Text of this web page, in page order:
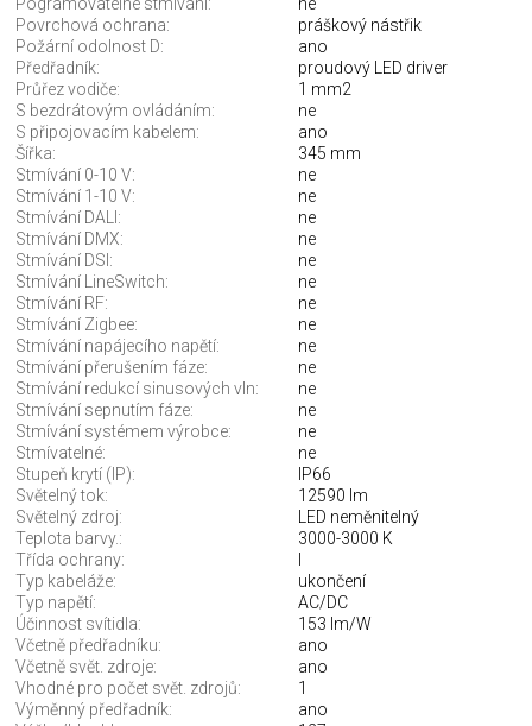
Pogramovatelné stmívání:
ne
Povrchová ochrana:
práškový nástřik
Požární odolnost D:
ano
Předřadník:
proudový LED driver
Průřez vodiče:
1 mm2
S bezdrátovým ovládáním:
ne
S připojovacím kabelem:
ano
Šířka:
345 mm
Stmívání 0-10 V:
ne
Stmívání 1-10 V:
ne
Stmívání DALI:
ne
Stmívání DMX:
ne
Stmívání DSI:
ne
Stmívání LineSwitch:
ne
Stmívání RF:
ne
Stmívání Zigbee:
ne
Stmívání napájecího napětí:
ne
Stmívání přerušením fáze:
ne
Stmívání redukcí sinusových vln:
ne
Stmívání sepnutím fáze:
ne
Stmívání systémem výrobce:
ne
Stmívatelné:
ne
Stupeň krytí (IP):
IP66
Světelný tok:
12590 lm
Světelný zdroj:
LED neměnitelný
Teplota barvy.:
3000-3000 K
Třída ochrany:
Typ kabeláže:
ukončení
Typ napětí:
AC/DC
Účinnost svítidla:
153 lm/W
Včetně předřadníku:
ano
Včetně svět. zdroje:
ano
Vhodné pro počet svět. zdrojů:
1
Výměnný předřadník:
ano